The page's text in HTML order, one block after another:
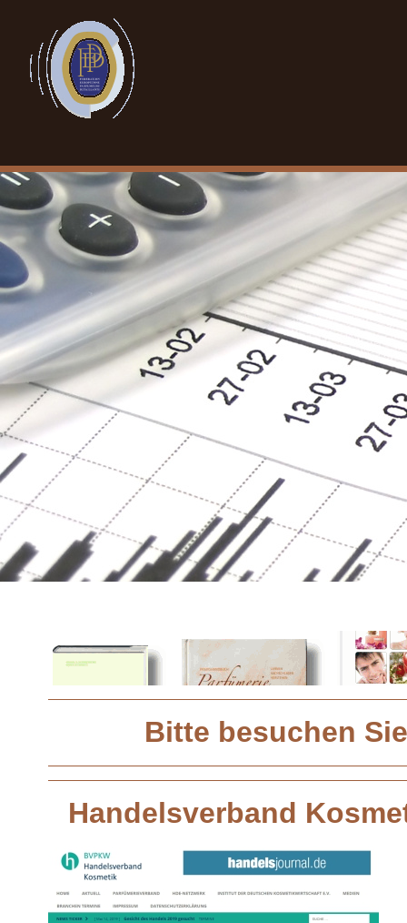
Bitte besuchen
Handelsverband